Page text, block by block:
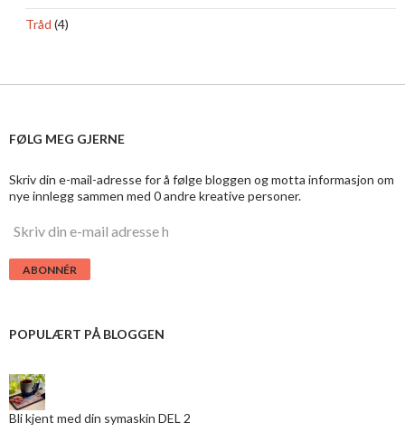
Tråd (4)
FØLG MEG GJERNE
Skriv din e-mail-adresse for å følge bloggen og motta informasjon om
nye innlegg sammen med 0 andre kreative personer.
S
r
i
n
-
m
a
i
POPULÆRT PÅ BLOGGEN
Bli kjent med din symaskin DEL 2